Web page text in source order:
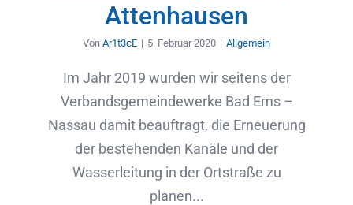
Attenhausen
Von Ar1t3cE | 5. Februar 2020 | Allgemein
Im Jahr 2019 wurden wir seitens der
Verbandsgemeindewerke Bad Ems –
Nassau damit beauftragt, die Erneuerung
der bestehenden Kanäle und der
Wasserleitung in der Ortstraße zu
planen...